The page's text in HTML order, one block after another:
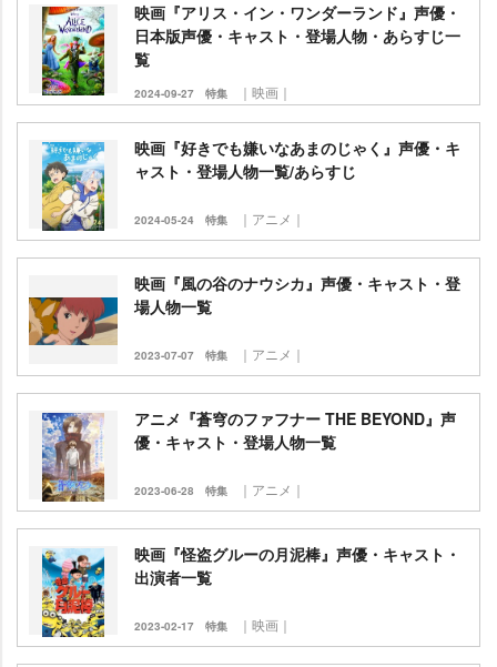
映画『アリス・イン・ワンダーランド』声優・
日本版声優・キャスト・登場人物・あらすじ一
覧
2024-09-27 特集 ｜映画｜
映画『好きでも嫌いなあまのじゃく』声優・キ
ャスト・登場人物一覧/あらすじ
2024-05-24 特集 ｜アニメ｜
映画『風の谷のナウシカ』声優・キャスト・登
場人物一覧
2023-07-07 特集 ｜アニメ｜
アニメ『蒼穹のファフナー THE BEYOND』声
優・キャスト・登場人物一覧
2023-06-28 特集 ｜アニメ｜
映画『怪盗グルーの月泥棒』声優・キャスト・
出演者一覧
2023-02-17 特集 ｜映画｜